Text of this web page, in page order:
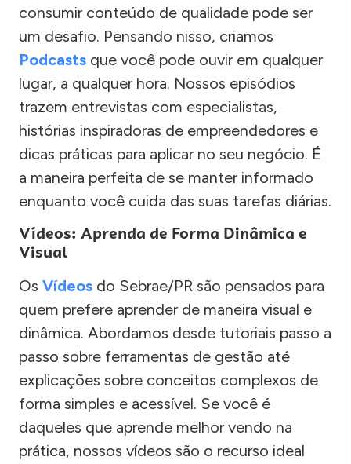
consumir conteúdo de qualidade pode ser
um desafio. Pensando nisso, criamos
Podcasts que você pode ouvir em qualquer
lugar, a qualquer hora. Nossos episódios
trazem entrevistas com especialistas,
histórias inspiradoras de empreendedores e
dicas práticas para aplicar no seu negócio. É
a maneira perfeita de se manter informado
enquanto você cuida das suas tarefas diárias.
Vídeos: Aprenda de Forma Dinâmica e
Visual
Os Vídeos do Sebrae/PR são pensados para
quem prefere aprender de maneira visual e
dinâmica. Abordamos desde tutoriais passo a
passo sobre ferramentas de gestão até
explicações sobre conceitos complexos de
forma simples e acessível. Se você é
daqueles que aprende melhor vendo na
prática, nossos vídeos são o recurso ideal